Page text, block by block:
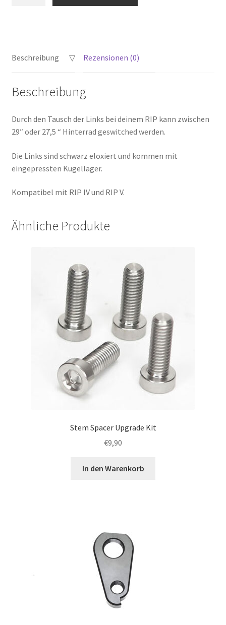
Beschreibung Rezensionen (0)
Beschreibung
Durch den Tausch der Links bei deinem RIP kann zwischen
29″ oder 27,5 “ Hinterrad geswitched werden.
Die Links sind schwarz eloxiert und kommen mit
eingepressten Kugellager.
Kompatibel mit RIP IV und RIP V.
Ähnliche Produkte
Stem Spacer Upgrade Kit
€9,90
In den Warenkorb